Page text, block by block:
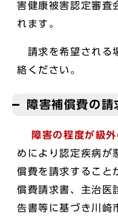
害健康被害認定審査
れます。
請求を希望される
絡ください。
障害補償費の請
障害の程度が級
めにより認定疾病が
償費を請求すること
償費請求書、主治医
告書等に基づき川崎